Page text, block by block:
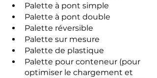
Palette à pont simple
Palette à pont double
Palette réversible
Palette sur mesure
Palette de plastique
Palette pour conteneur (pour
optimiser le chargement et